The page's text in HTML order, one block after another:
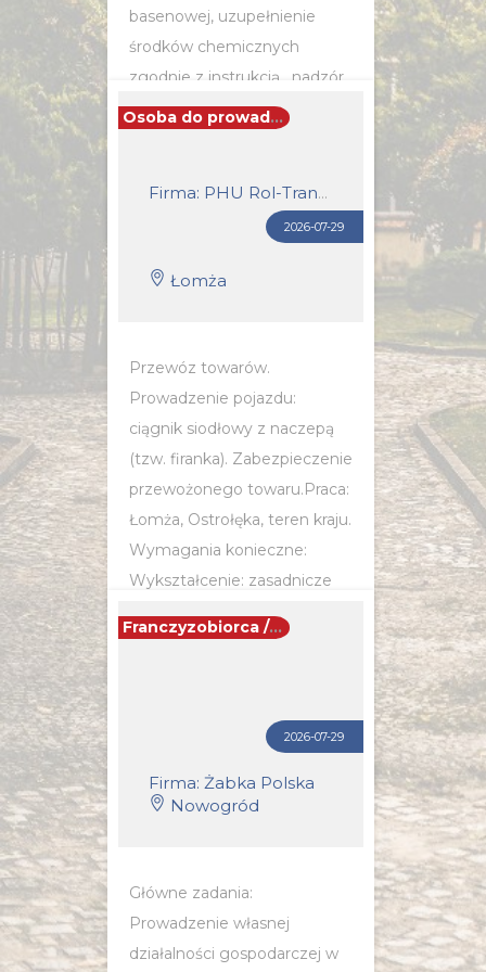
basenowej, uzupełnienie
środków chemicznych
zgodnie z instrukcją , nadzór
techniczny nad maszynami i
POZNAJ SZCZEGÓŁY OFERTY
Osoba do prowadzenia pojazdu kat. c+e
Firma: PHU Rol-Trans Usługi Transportowe Jakub Dąbrowski
Łomża
2026-07-29
Przewóz towarów.
Prowadzenie pojazdu:
ciągnik siodłowy z naczepą
(tzw. firanka). Zabezpieczenie
przewożonego towaru.Praca:
Łomża, Ostrołęka, teren kraju.
Wymagania konieczne:
Wykształcenie: zasadnicze
podstawowe Uprawnienia:
POZNAJ SZCZEGÓŁY OFERTY
Franczyzobiorca / Franczyzobiorczyni
Firma: Żabka Polska
Nowogród
2026-07-29
Główne zadania:
Prowadzenie własnej
działalności gospodarczej w